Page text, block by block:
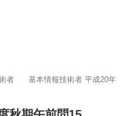
者
基本情報技術者 平成20年